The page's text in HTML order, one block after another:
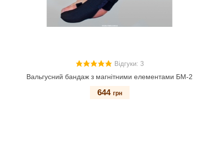
Відгуки: 3
Вальгусний бандаж з магнітними елементами БМ-2
644 грн